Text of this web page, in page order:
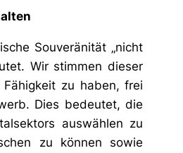
Souveränität „nicht
Wir stimmen dieser
zu haben, frei
Dies bedeutet, die
auswählen zu
zu können sowie